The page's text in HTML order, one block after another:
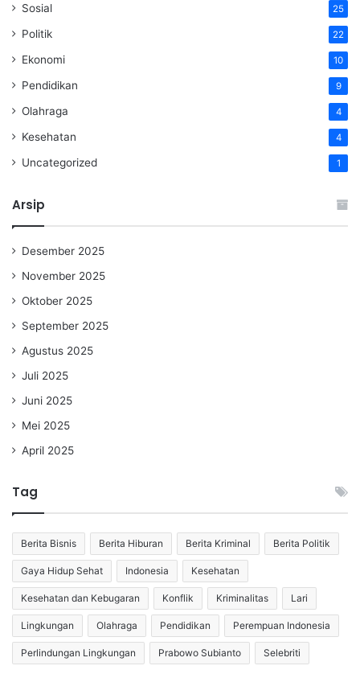
Sosial 25
Politik 22
Ekonomi 10
Pendidikan 9
Olahraga 4
Kesehatan 4
Uncategorized 1
Arsip
Desember 2025
November 2025
Oktober 2025
September 2025
Agustus 2025
Juli 2025
Juni 2025
Mei 2025
April 2025
Tag
Berita Bisnis Berita Hiburan Berita Kriminal Berita Politik
Gaya Hidup Sehat Indonesia Kesehatan
Kesehatan dan Kebugaran Konflik Kriminalitas Lari
Lingkungan Olahraga Pendidikan Perempuan Indonesia
Perlindungan Lingkungan Prabowo Subianto Selebriti